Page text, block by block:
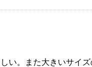
い。また大きいサイ